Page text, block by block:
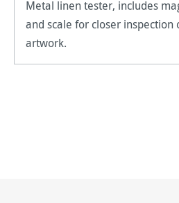
Metal linen tester, includes
and scale for closer inspection
artwork.